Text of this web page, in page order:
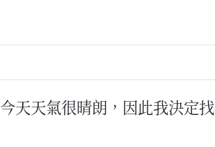
今天天氣很晴朗，因此我決定找